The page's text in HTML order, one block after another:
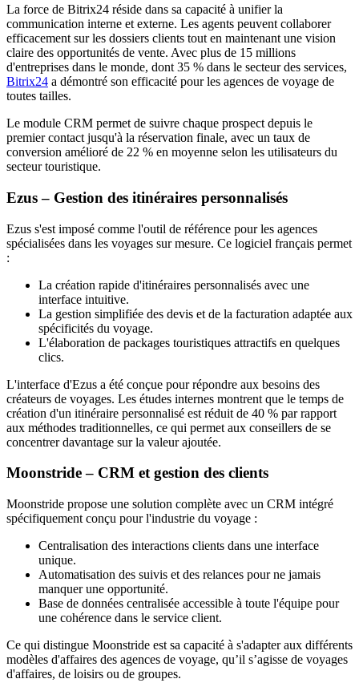
La force de Bitrix24 réside dans sa capacité à unifier la
communication interne et externe. Les agents peuvent collaborer
efficacement sur les dossiers clients tout en maintenant une vision
claire des opportunités de vente. Avec plus de 15 millions
d'entreprises dans le monde, dont 35 % dans le secteur des services,
Bitrix24 a démontré son efficacité pour les agences de voyage de
toutes tailles.
Le module CRM permet de suivre chaque prospect depuis le
premier contact jusqu'à la réservation finale, avec un taux de
conversion amélioré de 22 % en moyenne selon les utilisateurs du
secteur touristique.
Ezus – Gestion des itinéraires personnalisés
Ezus s'est imposé comme l'outil de référence pour les agences
spécialisées dans les voyages sur mesure. Ce logiciel français permet
:
La création rapide d'itinéraires personnalisés avec une
interface intuitive.
La gestion simplifiée des devis et de la facturation adaptée aux
spécificités du voyage.
L'élaboration de packages touristiques attractifs en quelques
clics.
L'interface d'Ezus a été conçue pour répondre aux besoins des
créateurs de voyages. Les études internes montrent que le temps de
création d'un itinéraire personnalisé est réduit de 40 % par rapport
aux méthodes traditionnelles, ce qui permet aux conseillers de se
concentrer davantage sur la valeur ajoutée.
Moonstride – CRM et gestion des clients
Moonstride propose une solution complète avec un CRM intégré
spécifiquement conçu pour l'industrie du voyage :
Centralisation des interactions clients dans une interface
unique.
Automatisation des suivis et des relances pour ne jamais
manquer une opportunité.
Base de données centralisée accessible à toute l'équipe pour
une cohérence dans le service client.
Ce qui distingue Moonstride est sa capacité à s'adapter aux différents
modèles d'affaires des agences de voyage, qu’il s’agisse de voyages
d'affaires, de loisirs ou de groupes.